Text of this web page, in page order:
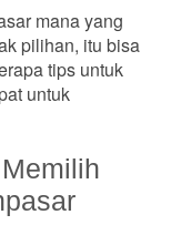
mana yang
pilihan, itu bisa
tips untuk
untuk